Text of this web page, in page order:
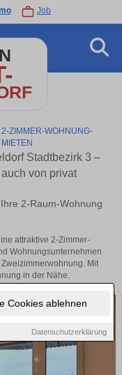
Cookies ablehnen
Datenschutzerklärung
Job
2-ZIMMER-WOHNUNG-
MIETEN
Stadtbezirk 3 –
von privat
2-Raum-Wohnung
attraktive 2-Zimmer-
Wohnungsunternehmen
Mit
in der Nähe.